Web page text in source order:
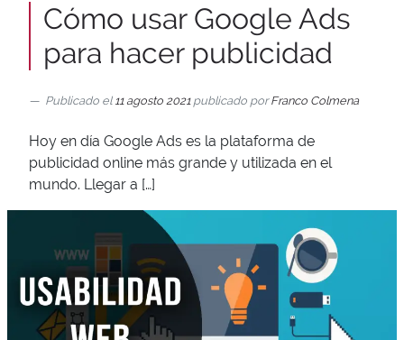
Cómo usar Google Ads
para hacer publicidad
Publicado el 11 agosto 2021publicado por Franco Colmena
Hoy en día Google Ads es la plataforma de
publicidad online más grande y utilizada en el
mundo. Llegar a […]